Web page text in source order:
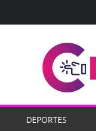
DEPORTES